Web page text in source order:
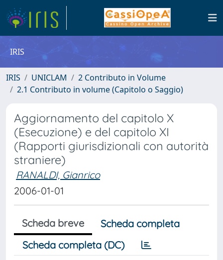
IRIS
IRIS UNICLAM
2 Contributo in Volume
2.1 Contributo in volume (Capitolo o Saggio)
Aggiornamento del capitolo X
(Esecuzione) e del capitolo XI
(Rapporti giurisdizionali con autorità
straniere)
RANALDI, Gianrico
2006-01-01
Scheda breve
Scheda completa
Scheda completa (DC)